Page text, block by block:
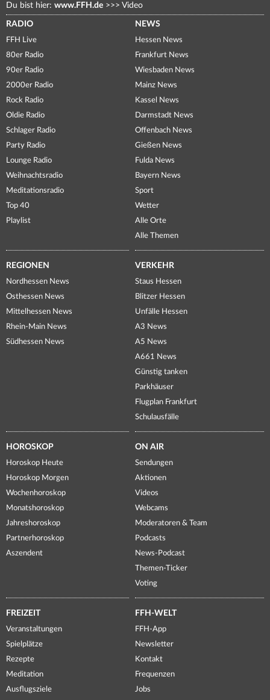
Du bist hier: www.FFH.de >>> Video
RADIO
FFH Live
80er Radio
90er Radio
2000er Radio
Rock Radio
Oldie Radio
Schlager Radio
Party Radio
Lounge Radio
Weihnachtsradio
Meditationsradio
Top 40
Playlist
NEWS
Hessen News
Frankfurt News
Wiesbaden News
Mainz News
Kassel News
Darmstadt News
Offenbach News
Gießen News
Fulda News
Bayern News
Sport
Wetter
Alle Orte
Alle Themen
REGIONEN
Nordhessen News
Osthessen News
Mittelhessen News
Rhein-Main News
Südhessen News
VERKEHR
Staus Hessen
Blitzer Hessen
Unfälle Hessen
A3 News
A5 News
A661 News
Günstig tanken
Parkhäuser
Flugplan Frankfurt
Schulausfälle
HOROSKOP
Horoskop Heute
Horoskop Morgen
Wochenhoroskop
Monatshoroskop
Jahreshoroskop
Partnerhoroskop
Aszendent
ON AIR
Sendungen
Aktionen
Videos
Webcams
Moderatoren & Team
Podcasts
News-Podcast
Themen-Ticker
Voting
FREIZEIT
Veranstaltungen
Spielplätze
Rezepte
Meditation
Ausflugsziele
FFH-WELT
FFH-App
Newsletter
Kontakt
Frequenzen
Jobs